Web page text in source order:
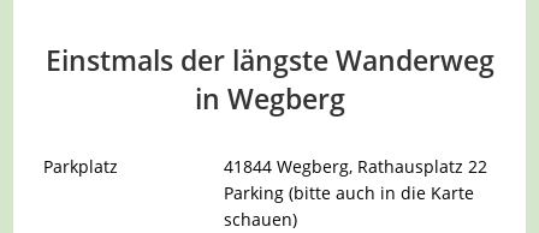
Einstmals der längste Wanderweg
in Wegberg
Parkplatz
41844 Wegberg, Rathausplatz 22
Parking (bitte auch in die Karte
schauen)